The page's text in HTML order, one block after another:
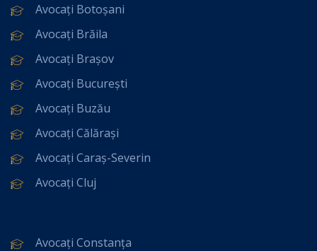
Avocați Botoșani
Avocați Brăila
Avocați Brașov
Avocați București
Avocați Buzău
Avocați Călărași
Avocați Caraș-Severin
Avocați Cluj
Avocați Constanța